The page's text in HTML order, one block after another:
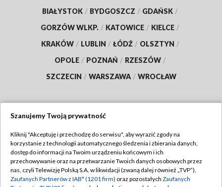
BIAŁYSTOK / BYDGOSZCZ / GDAŃSK /
GORZÓW WLKP. / KATOWICE / KIELCE /
KRAKÓW / LUBLIN / ŁÓDŹ / OLSZTYN /
OPOLE / POZNAŃ / RZESZÓW /
SZCZECIN / WARSZAWA / WROCŁAW
TVP
Abonament TVP
Emisja w TVP
Regulamin TVP
Polityka prywatności
Szanujemy Twoją prywatność
Kliknij "Akceptuję i przechodzę do serwisu", aby wyrazić zgody na
korzystanie z technologii automatycznego śledzenia i zbierania danych,
dostęp do informacji na Twoim urządzeniu końcowym i ich
przechowywanie oraz na przetwarzanie Twoich danych osobowych przez
nas, czyli Telewizję Polską S.A. w likwidacji (zwaną dalej również „TVP”),
Zaufanych Partnerów z IAB* (1201 firm) oraz pozostałych Zaufanych